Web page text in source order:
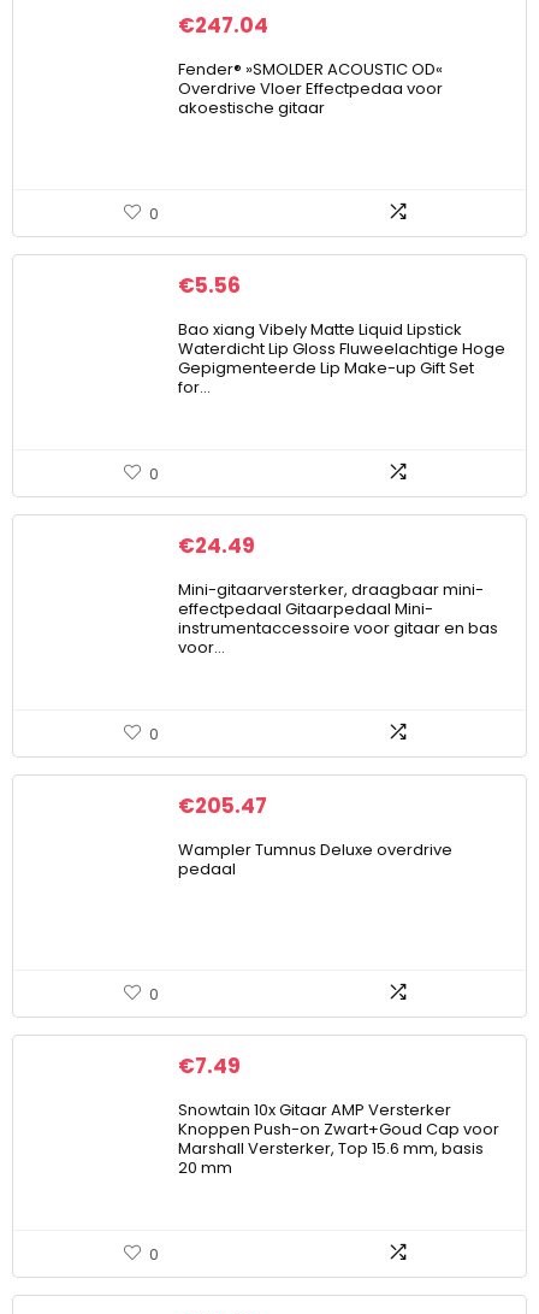
€247.04
Fender® »SMOLDER ACOUSTIC OD«
Overdrive Vloer Effectpedaa voor
akoestische gitaar
0
€5.56
Bao xiang Vibely Matte Liquid Lipstick
Waterdicht Lip Gloss Fluweelachtige Hoge
Gepigmenteerde Lip Make-up Gift Set
for…
0
€24.49
Mini-gitaarversterker, draagbaar mini-
effectpedaal Gitaarpedaal Mini-
instrumentaccessoire voor gitaar en bas
voor…
0
€205.47
Wampler Tumnus Deluxe overdrive
pedaal
0
€7.49
Snowtain 10x Gitaar AMP Versterker
Knoppen Push-on Zwart+Goud Cap voor
Marshall Versterker, Top 15.6 mm, basis
20 mm
0